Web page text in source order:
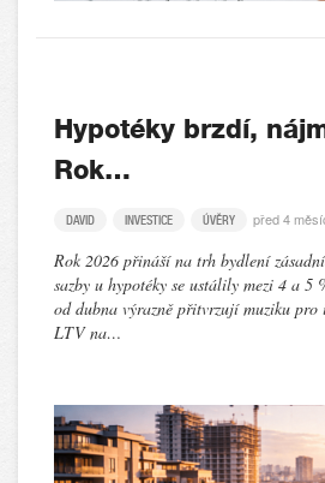
Hypotéky brzdí,
Rok…
DAVID INVESTICE ÚVĚRY před 4
Rok 2026 přináší na trh bydlení
sazby u hypotéky se ustálily mezi 4 a
od dubna výrazně přitvrzují muziku pro
LTV na…